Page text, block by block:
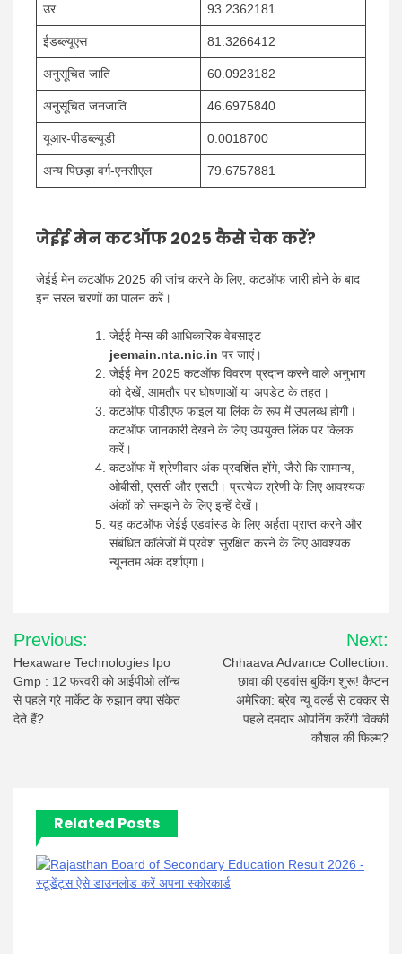
उर 93.2362181
ईडब्ल्यूएस 81.3266412
अनुसूचित जाति 60.0923182
अनुसूचित जनजाति 46.6975840
यूआर-पीडब्ल्यूडी 0.0018700
अन्य पिछड़ा वर्ग-एनसीएल 79.6757881
जेईई मेन कटऑफ 2025 कैसे चेक करें?
जेईई मेन कटऑफ 2025 की जांच करने के लिए, कटऑफ जारी होने के बाद
इन सरल चरणों का पालन करें।
जेईई मेन्स की आधिकारिक वेबसाइट
jeemain.nta.nic.in पर जाएं।
जेईई मेन 2025 कटऑफ विवरण प्रदान करने वाले अनुभाग
को देखें, आमतौर पर घोषणाओं या अपडेट के तहत।
कटऑफ पीडीएफ फाइल या लिंक के रूप में उपलब्ध होगी।
कटऑफ जानकारी देखने के लिए उपयुक्त लिंक पर क्लिक
करें।
कटऑफ में श्रेणीवार अंक प्रदर्शित होंगे, जैसे कि सामान्य,
ओबीसी, एससी और एसटी। प्रत्येक श्रेणी के लिए आवश्यक
अंकों को समझने के लिए इन्हें देखें।
यह कटऑफ जेईई एडवांस्ड के लिए अर्हता प्राप्त करने और
संबंधित कॉलेजों में प्रवेश सुरक्षित करने के लिए आवश्यक
न्यूनतम अंक दर्शाएगा।
Post
navigation
Previous:
Hexaware Technologies Ipo
Gmp : 12 फरवरी को आईपीओ लॉन्च
से पहले ग्रे मार्केट के रुझान क्या संकेत
देते हैं?
Next:
Chhaava Advance Collection:
छावा की एडवांस बुकिंग शुरू! कैप्टन
अमेरिका: ब्रेव न्यू वर्ल्ड से टक्कर से
पहले दमदार ओपनिंग करेंगी विक्की
कौशल की फिल्म?
Related Posts